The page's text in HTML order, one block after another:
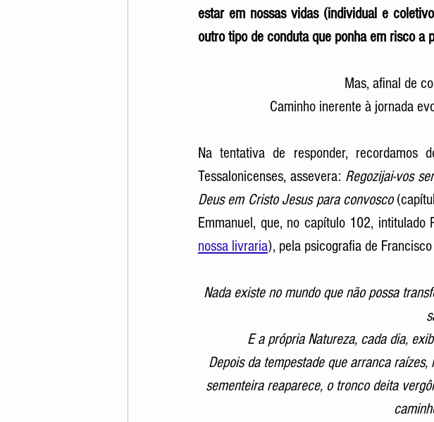
estar em nossas vidas (individual e
outro tipo de conduta que ponha em risco a
Mas, afinal de
Caminho inerente à jornada
Na tentativa de responder,
Tessalonicenses, assevera: Regozijai-vos
Deus em Cristo Jesus para convosco
Emmanuel, que, no capítulo 102, intitulado
nossa livraria), pela psicografia de
Nada existe no mundo que não possa
E a própria Natureza, cada dia,
Depois da tempestade que arranca
sementeira reaparece, o tronco deita